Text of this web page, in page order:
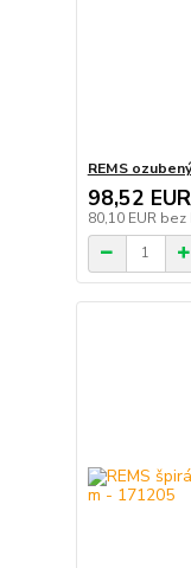
REMS
98,52 EUR
80,10 EUR bez